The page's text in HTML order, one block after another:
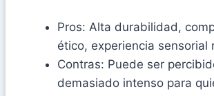
Pros: Alta durabilidad,
ético, experiencia sensorial
Contras: Puede ser
demasiado intenso para